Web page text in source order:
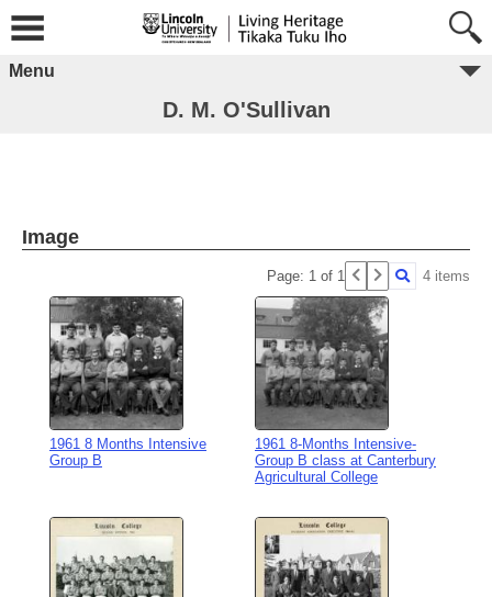
Menu
D. M. O'Sullivan
Image
Page: 1 of 1 4 items
1961 8 Months Intensive
Group B
1961 8-Months Intensive-
Group B class at Canterbury
Agricultural College